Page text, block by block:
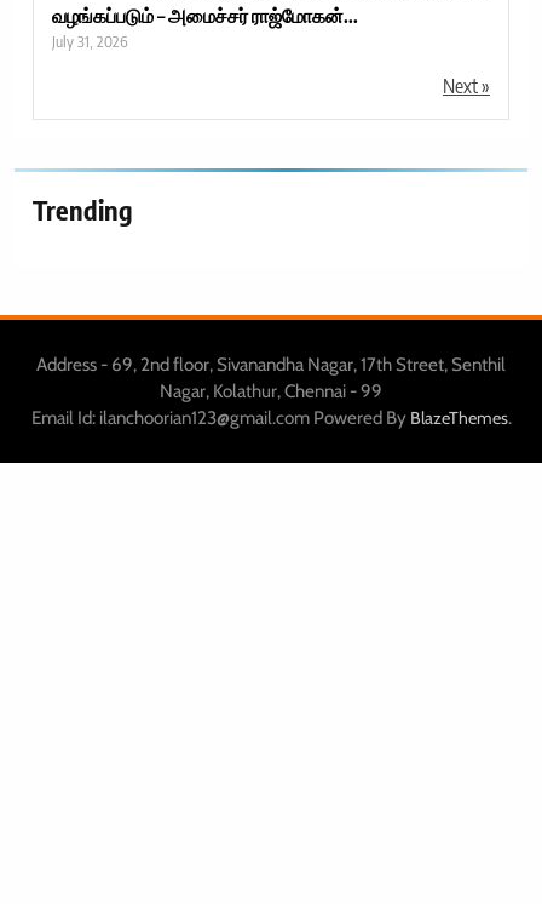
வழங்கப்படும் – அமைச்சர் ராஜ்மோகன்...
July 31, 2026
Next »
Trending
Address - 69, 2nd floor, Sivanandha Nagar, 17th Street, Senthil
Nagar, Kolathur, Chennai - 99
Email Id: ilanchoorian123@gmail.com Powered By BlazeThemes.